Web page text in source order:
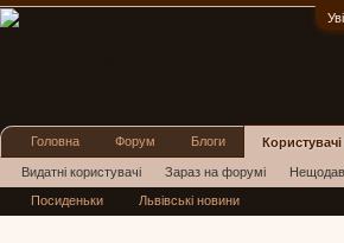
Головна Форум Блоги Користувачі
Видатні користувачі Зараз на форумі
Нові повідомлення профілю
Посиденьки Львівські новини